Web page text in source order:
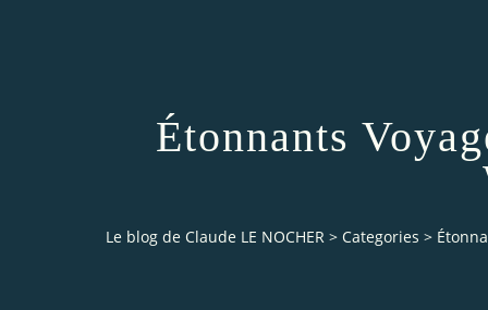
Étonnants
Le blog de Claude LE NOCHER > Categories >